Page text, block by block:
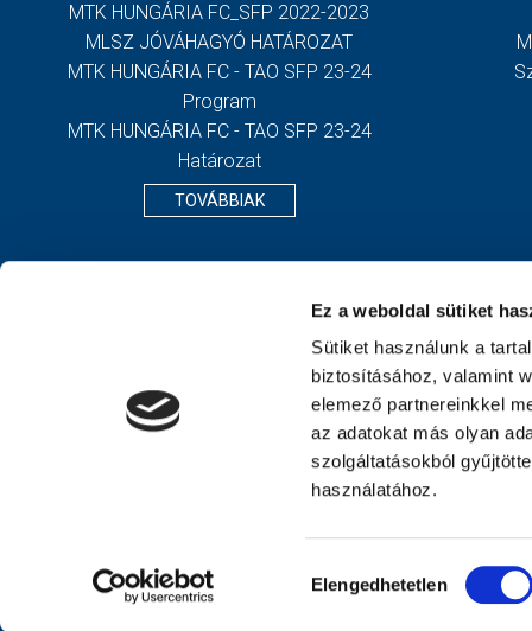
Ez a weboldal sütiket
Sütiket használunk a
biztosításához, valamint
elemező partnereinkkel
az adatokat más olyan
szolgáltatásokból
használatához.
kiválasztása
Elengedhetetlen
MTK HUNGÁRIA FC_SFP 2022-2023
MLSZ JÓVÁHAGYÓ HATÁROZAT
MTK HUNGÁRIA FC - TAO SFP 23-24
Program
MTK HUNGÁRIA FC - TAO SFP 23-24
Határozat
TOVÁBBIAK